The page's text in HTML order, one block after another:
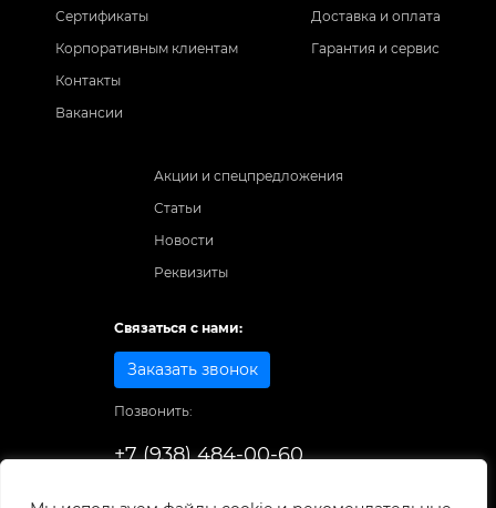
Сертификаты
Корпоративным клиентам
Контакты
Вакансии
Доставка и оплата
Гарантия и сервис
Акции и спецпредложения
Статьи
Новости
Реквизиты
Связаться с нами:
Заказать звонок
Позвонить:
+7 (938) 484-00-60